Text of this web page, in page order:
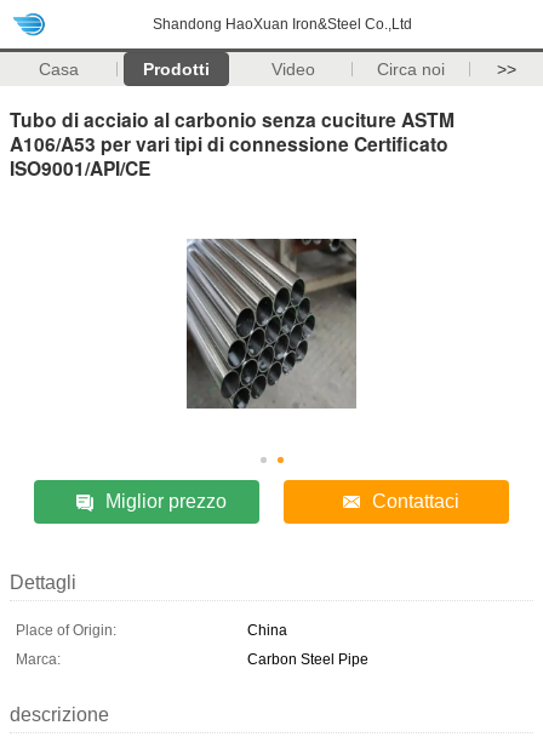
Shandong HaoXuan Iron&Steel Co.,Ltd
Casa Prodotti Video Circa noi >>
Tubo di acciaio al carbonio senza cuciture ASTM
A106/A53 per vari tipi di connessione Certificato
ISO9001/API/CE
Miglior prezzo Contattaci
Dettagli
Place of Origin:
China
Marca:
Carbon Steel Pipe
descrizione